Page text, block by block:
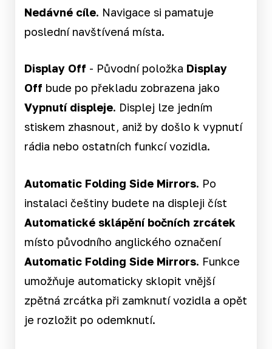
Nedávné cíle. Navigace si pamatuje
poslední navštívená místa.
Display Off - Původní položka Display
Off bude po překladu zobrazena jako
Vypnutí displeje. Displej lze jedním
stiskem zhasnout, aniž by došlo k vypnutí
rádia nebo ostatních funkcí vozidla.
Automatic Folding Side Mirrors. Po
instalaci češtiny budete na displeji číst
Automatické sklápění bočních zrcátek
místo původního anglického označení
Automatic Folding Side Mirrors. Funkce
umožňuje automaticky sklopit vnější
zpětná zrcátka při zamknutí vozidla a opět
je rozložit po odemknutí.